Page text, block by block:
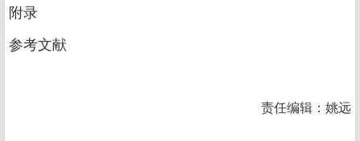
附录
参考文献
责任编辑：姚远